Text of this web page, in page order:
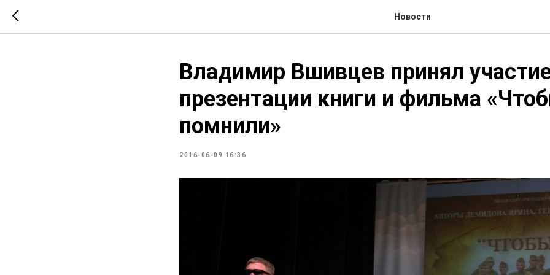
Новости
Владимир Вшивцев принял
презентации книги и фильма
помнили»
2016-06-09 16:36